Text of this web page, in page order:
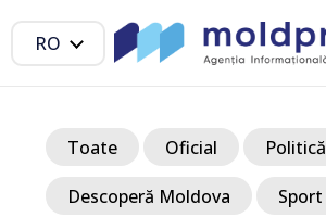
RO
Toate Oficial Politică
Descoperă Moldova Sport